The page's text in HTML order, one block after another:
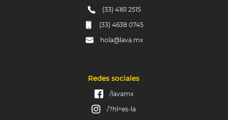
(33) 4161 2515
(33) 4638 0745
hola@lava.mx
Redes sociales
/lavamx
/?hl=es-la